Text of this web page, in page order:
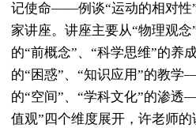
记使命——例谈“运动的相对性
家讲座。 讲座主要从“物理观念
的“前概念”、“科学思维”的养
的“ 困惑”、“知识应用”的教学
的“空间”、“学科文化”的渗透
值观”四个维度展开，许老师